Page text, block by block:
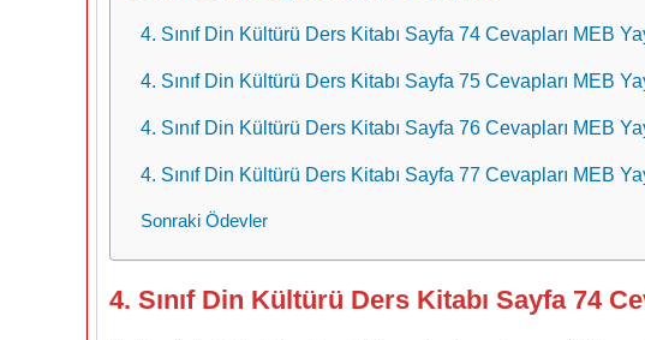
4. Sınıf Din Kültürü Ders Kitabı Sayfa 74 Cevapları MEB
4. Sınıf Din Kültürü Ders Kitabı Sayfa 75 Cevapları MEB
4. Sınıf Din Kültürü Ders Kitabı Sayfa 76 Cevapları MEB
4. Sınıf Din Kültürü Ders Kitabı Sayfa 77 Cevapları MEB
Sonraki Ödevler
4. Sınıf Din Kültürü Ders Kitabı Sayfa 74